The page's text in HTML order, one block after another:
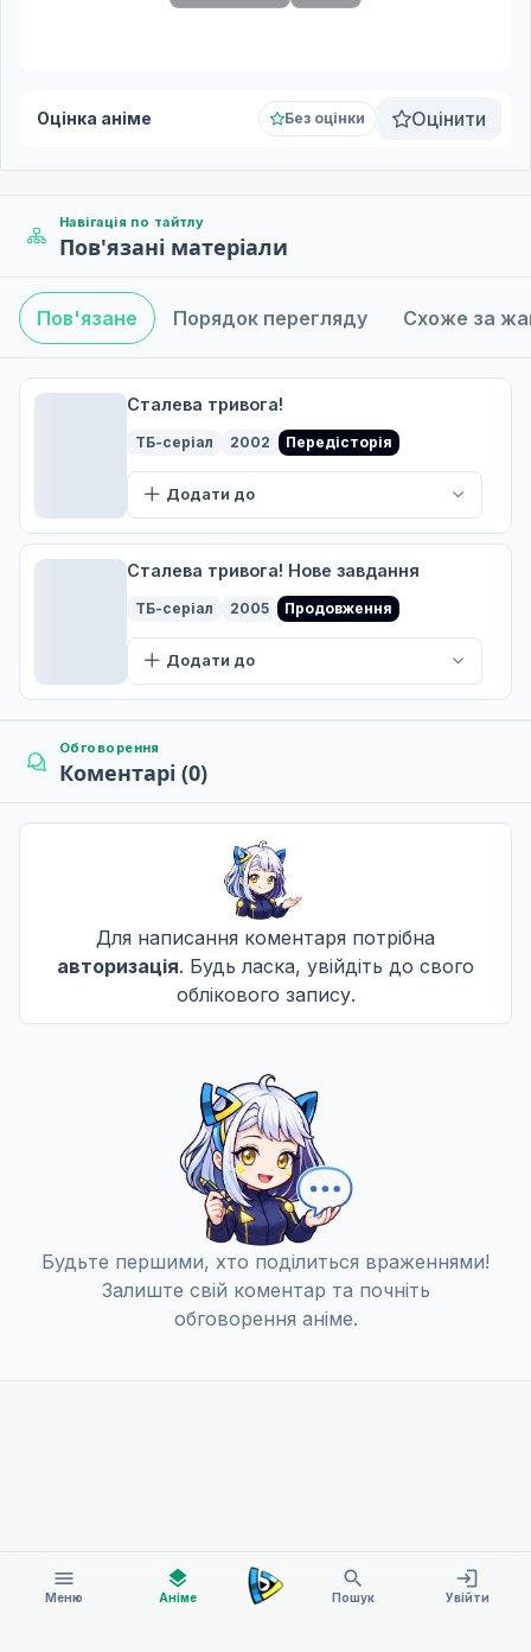
menu
Меню
layers
Аніме
search
Пошук
login
Увійти
Оцінка аніме Без оцінки Оцінити
Навігація по тайтлу
Пов'язані матеріали
Пов'язане Порядок перегляду Схоже за
Сталева тривога!
ТБ-серіал 2002 Передісторія
Додати до
Сталева тривога! Нове завдання
ТБ-серіал 2005 Продовження
Додати до
Обговорення
Коментарі (0)
Для написання коментаря потрібна
авторизація. Будь ласка, увійдіть до свого
облікового запису.
Будьте першими, хто поділиться враженнями!
Залиште свій коментар та почніть
обговорення аніме.